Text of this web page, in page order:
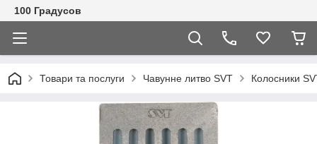
100 Градусов
Товари та послуги Чавунне литво SVT Колосники